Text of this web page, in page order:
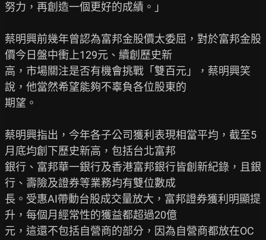
努力，再創造一個更好的成績。」
蔡明興前幾年曾認為富邦金股價太委屈，對於富邦金股
價今日盤中衝上129元、續創歷史新
高，市場關注是否有機會挑戰「雙百元」，蔡明興笑
說，他當然希望能夠不辜負各位股東的
期望。
蔡明興指出，今年各子公司獲利表現相當平均，截至5
月底均創下歷史新高，包括台北富邦
銀行、富邦華一銀行及香港富邦銀行皆創新紀錄，且銀
行、壽險及證券等業務均有雙位數成
長。受惠AI帶動台股成交量放大，富邦證券獲利明顯提
升，每個月經常性的獲益都超過20億
元，這還不包括自營商的部分，因為自營商都放在OC